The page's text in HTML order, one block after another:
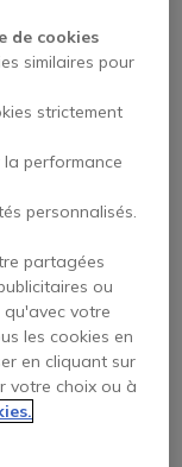
votre
seront plus
il est
solutions
Teams
de vous
application
pas de
ou les pires
mais plutôt
de cookies
similaires pour
strictement
performance
personnalisés.
partagées
ou
qu'avec votre
les cookies en
en cliquant sur
votre choix ou à